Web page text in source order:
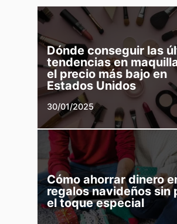
Dónde conseguir las
tendencias en
el precio más bajo en
Estados Unidos
30/01/2025
Cómo ahorrar dinero
regalos navideños sin
el toque especial